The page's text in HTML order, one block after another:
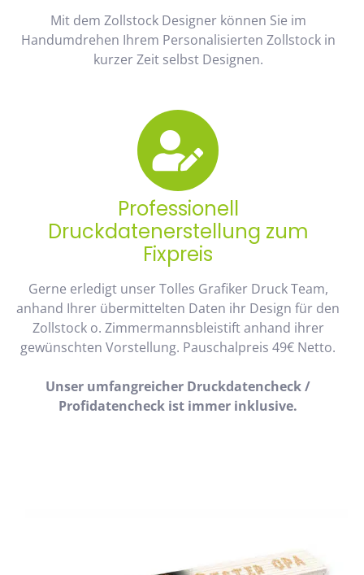
Mit dem Zollstock Designer können Sie im
Handumdrehen Ihrem Personalisierten Zollstock in
kurzer Zeit selbst Designen.
Professionell
Druckdatenerstellung zum
Fixpreis
Gerne erledigt unser Tolles Grafiker Druck Team,
anhand Ihrer übermittelten Daten ihr Design für den
Zollstock o. Zimmermannsbleistift anhand ihrer
gewünschten Vorstellung. Pauschalpreis 49€ Netto.
Unser umfangreicher Druckdatencheck /
Profidatencheck ist immer inklusive.